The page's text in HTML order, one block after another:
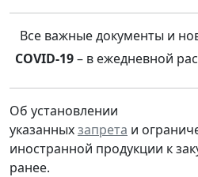
Все важные документы и
COVID-19– в ежедневной
Об установлении
указанныхзапрета и
иностранной продукции к
ранее.